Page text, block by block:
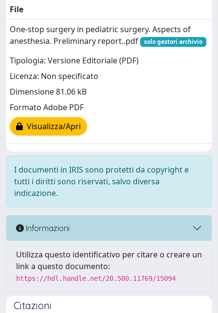
File
One-stop surgery in pediatric surgery. Aspects of
anesthesia. Preliminary report..pdf
solo gestori archivio
Tipologia: Versione Editoriale (PDF)
Licenza: Non specificato
Dimensione 81.06 kB
Formato Adobe PDF
Visualizza/Apri
I documenti in IRIS sono protetti da copyright e
tutti i diritti sono riservati, salvo diversa
indicazione.
Informazioni
Utilizza questo identificativo per citare o creare un
link a questo documento:
https://hdl.handle.net/20.500.11769/15094
Citazioni